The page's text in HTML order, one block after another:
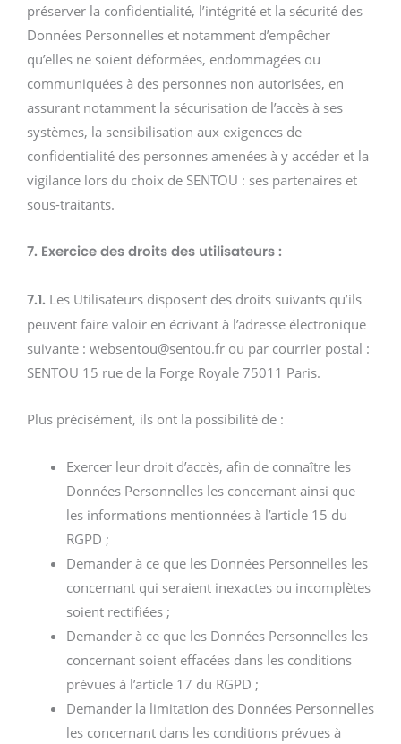
préserver la confidentialité, l’intégrité et la sécurité des
Données Personnelles et notamment d’empêcher
qu’elles ne soient déformées, endommagées ou
communiquées à des personnes non autorisées, en
assurant notamment la sécurisation de l’accès à ses
systèmes, la sensibilisation aux exigences de
confidentialité des personnes amenées à y accéder et la
vigilance lors du choix de SENTOU : ses partenaires et
sous-traitants.
7. Exercice des droits des utilisateurs :
7.1. Les Utilisateurs disposent des droits suivants qu’ils
peuvent faire valoir en écrivant à l’adresse électronique
suivante : websentou@sentou.fr ou par courrier postal :
SENTOU 15 rue de la Forge Royale 75011 Paris.
Plus précisément, ils ont la possibilité de :
Exercer leur droit d’accès, afin de connaître les
Données Personnelles les concernant ainsi que
les informations mentionnées à l’article 15 du
RGPD ;
Demander à ce que les Données Personnelles les
concernant qui seraient inexactes ou incomplètes
soient rectifiées ;
Demander à ce que les Données Personnelles les
concernant soient effacées dans les conditions
prévues à l’article 17 du RGPD ;
Demander la limitation des Données Personnelles
les concernant dans les conditions prévues à